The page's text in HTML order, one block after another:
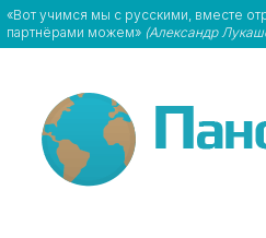
«Вот учимся мы с русскими, вместе
партнёрами можем» (Александр